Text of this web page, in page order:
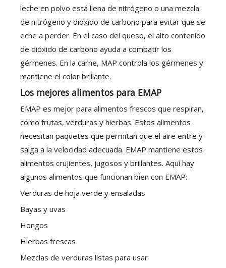
leche en polvo está llena de nitrógeno o una mezcla
de nitrógeno y dióxido de carbono para evitar que se
eche a perder. En el caso del queso, el alto contenido
de dióxido de carbono ayuda a combatir los
gérmenes. En la carne, MAP controla los gérmenes y
mantiene el color brillante.
Los mejores alimentos para EMAP
EMAP es mejor para alimentos frescos que respiran,
como frutas, verduras y hierbas. Estos alimentos
necesitan paquetes que permitan que el aire entre y
salga a la velocidad adecuada. EMAP mantiene estos
alimentos crujientes, jugosos y brillantes. Aquí hay
algunos alimentos que funcionan bien con EMAP:
Verduras de hoja verde y ensaladas
Bayas y uvas
Hongos
Hierbas frescas
Mezclas de verduras listas para usar